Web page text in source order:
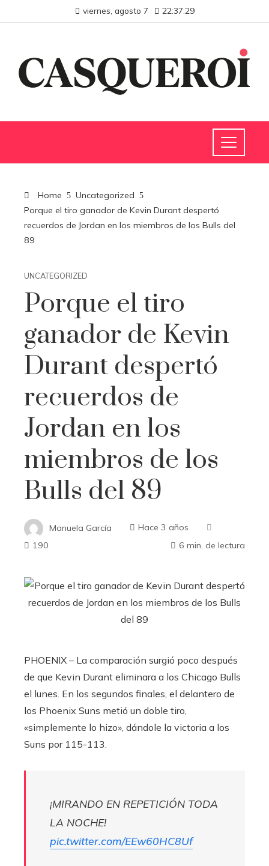
viernes, agosto 7 22:37:30
Home
Uncategorized
Porque el tiro ganador de Kevin Durant despertó
recuerdos de Jordan en los miembros de los Bulls del
89
UNCATEGORIZED
Porque el tiro
ganador de Kevin
Durant despertó
recuerdos de
Jordan en los
miembros de los
Bulls del 89
Manuela García
Hace 3 años
190
6 min. de lectura
PHOENIX – La comparación surgió poco después
de que Kevin Durant eliminara a los Chicago Bulls
el lunes. En los segundos finales, el delantero de
los Phoenix Suns metió un doble tiro,
«simplemente lo hizo», dándole la victoria a los
Suns por 115-113.
¡MIRANDO EN REPETICIÓN TODA
LA NOCHE!
pic.twitter.com/EEw60HC8Uf